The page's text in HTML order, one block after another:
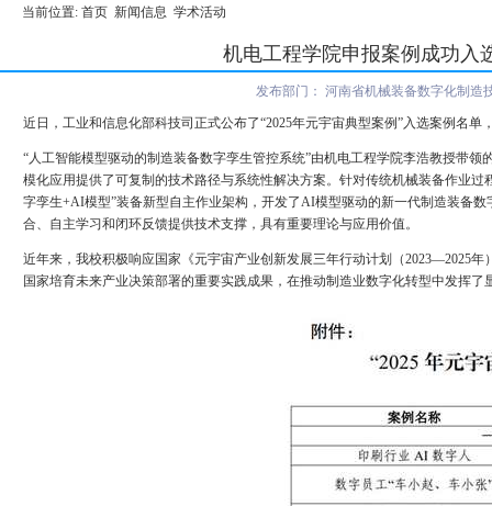
当前位置: 首页 新闻信息 学术活动
机电工程学院申报案例成功入
发布部门： 河南省机械装备数字化制造
近日，工业和信息化部科技司正式公布了“2025年元宇宙典型案例”入选案例名
“人工智能模型驱动的制造装备数字孪生管控系统”由机电工程学院李浩教授带
模化应用提供了可复制的技术路径与系统性解决方案。针对传统机械装备作业
字孪生+AI模型”装备新型自主作业架构，开发了AI模型驱动的新一代制造装备
合、自主学习和闭环反馈提供技术支撑，具有重要理论与应用价值。
近年来，我校积极响应国家《元宇宙产业创新发展三年行动计划（2023—2025
国家培育未来产业决策部署的重要实践成果，在推动制造业数字化转型中发挥了